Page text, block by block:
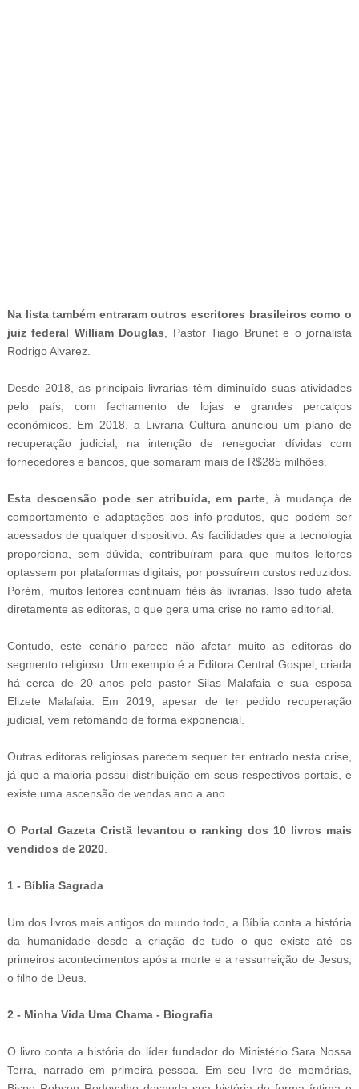
Na lista também entraram outros escritores brasileiros como o
juiz federal William Douglas , Pastor Tiago Brunet e o jornalista
Rodrigo Alvarez.
Desde 2018, as principais livrarias têm diminuído suas atividades
pelo país, com fechamento de lojas e grandes percalços
econômicos. Em 2018, a Livraria Cultura anunciou um plano de
recuperação judicial, na intenção de renegociar dívidas com
fornecedores e bancos, que somaram mais de R$285 milhões.
Esta descensão pode ser atribuída, em parte , à mudança de
comportamento e adaptações aos info-produtos, que podem ser
acessados de qualquer dispositivo. As facilidades que a tecnologia
proporciona, sem dúvida, contribuíram para que muitos leitores
optassem por plataformas digitais, por possuírem custos reduzidos.
Porém, muitos leitores continuam fiéis às livrarias. Isso tudo afeta
diretamente as editoras, o que gera uma crise no ramo editorial.
Contudo, este cenário parece não afetar muito as editoras do
segmento religioso. Um exemplo é a Editora Central Gospel, criada
há cerca de 20 anos pelo pastor Silas Malafaia e sua esposa
Elizete Malafaia. Em 2019, apesar de ter pedido recuperação
judicial, vem retomando de forma exponencial.
Outras editoras religiosas parecem sequer ter entrado nesta crise,
já que a maioria possui distribuição em seus respectivos portais, e
existe uma ascensão de vendas ano a ano.
O Portal Gazeta Cristã levantou o ranking dos 10 livros mais
vendidos de 2020.
1 - Bíblia Sagrada
Um dos livros mais antigos do mundo todo, a Bíblia conta a história
da humanidade desde a criação de tudo o que existe até os
primeiros acontecimentos após a morte e a ressurreição de Jesus,
o filho de Deus.
2 - Minha Vida Uma Chama - Biografia
O livro conta a história do líder fundador do Ministério Sara Nossa
Terra, narrado em primeira pessoa. Em seu livro de memórias,